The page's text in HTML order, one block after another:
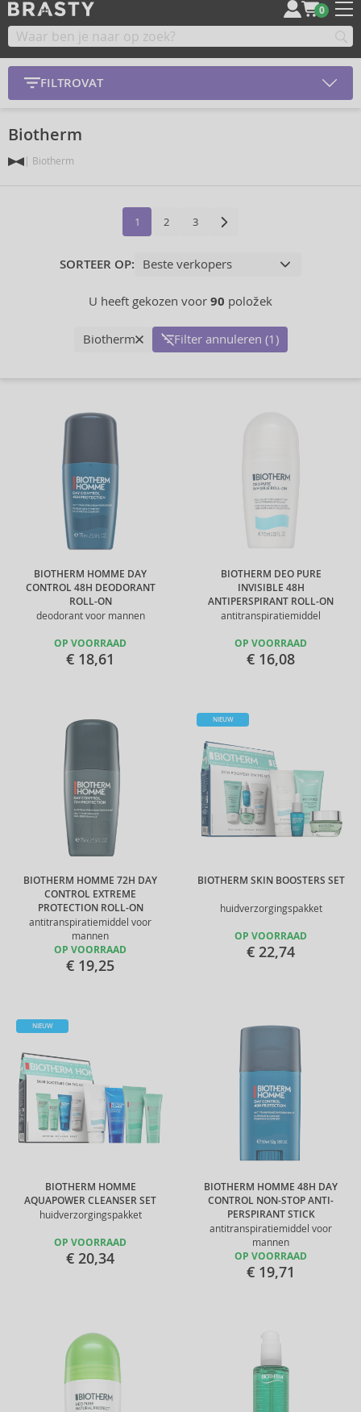
0
FILTROVAT
Biotherm
Biotherm
1 2 3
SORTEER OP:
U heeft gekozen voor 90 položek
Biotherm Filter annuleren (1)
BIOTHERM HOMME DAY
CONTROL 48H DEODORANT
ROLL-ON
deodorant voor mannen
OP VOORRAAD
€ 18,61
BIOTHERM DEO PURE
INVISIBLE 48H
ANTIPERSPIRANT ROLL-ON
antitranspiratiemiddel
OP VOORRAAD
€ 16,08
BIOTHERM HOMME 72H DAY
CONTROL EXTREME
PROTECTION ROLL-ON
antitranspiratiemiddel voor
mannen
OP VOORRAAD
€ 19,25
BIOTHERM SKIN BOOSTERS SET
huidverzorgingspakket
NIEUW
OP VOORRAAD
€ 22,74
BIOTHERM HOMME
AQUAPOWER CLEANSER SET
huidverzorgingspakket
NIEUW
OP VOORRAAD
€ 20,34
BIOTHERM HOMME 48H DAY
CONTROL NON-STOP ANTI-
PERSPIRANT STICK
antitranspiratiemiddel voor
mannen
OP VOORRAAD
€ 19,71